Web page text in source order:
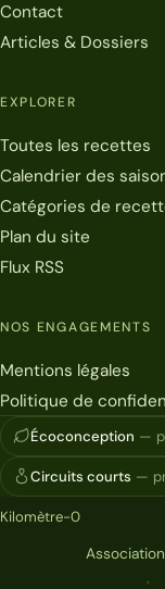
Contact
Articles & Dossiers
EXPLORER
Toutes les recettes
Calendrier des
Catégories de
Plan du site
Flux RSS
NOS ENGAGEMENTS
Mentions légales
Politique de
Écoconception —
Circuits courts —
Kilomètre-0